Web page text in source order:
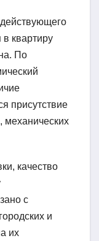
в квартиру
По
присутствие
механических
качество
с
и
их